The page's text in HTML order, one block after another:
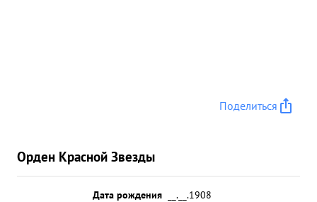
Поделиться
Орден Красной Звезды
Дата рождения
__.__.1908